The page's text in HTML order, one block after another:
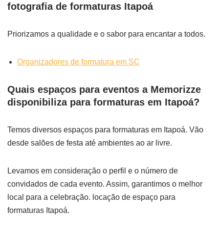
fotografia de formaturas Itapoá
Priorizamos a qualidade e o sabor para encantar a todos.
Organizadores de formatura em SC
Quais espaços para eventos a Memorizze
disponibiliza para formaturas em Itapoá?
Temos diversos espaços para formaturas em Itapoá. Vão
desde salões de festa até ambientes ao ar livre.
Levamos em consideração o perfil e o número de
convidados de cada evento. Assim, garantimos o melhor
local para a celebração. locação de espaço para
formaturas Itapoá.